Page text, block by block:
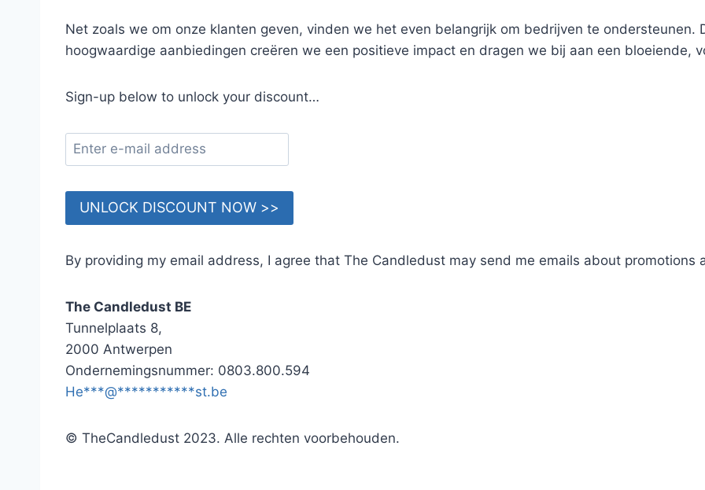
Net zoals we om onze klanten geven, vinden we het even belangrijk om bedrijven te ondersteunen.
hoogwaardige aanbiedingen creëren we een positieve impact en dragen we bij aan een bloeiende,
Sign-up below to unlock your discount…
UNLOCK DISCOUNT NOW >>
By providing my email address, I agree that The Candledust may send me emails about promotions
The Candledust BE
Tunnelplaats 8,
2000 Antwerpen
Ondernemingsnummer: 0803.800.594
He***@***********st.be
© TheCandledust 2023. Alle rechten voorbehouden.